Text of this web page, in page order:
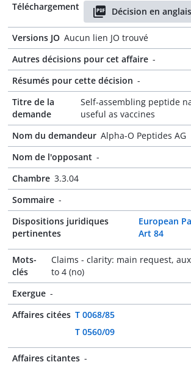
Téléchargement
Décision en anglais
Versions JO Aucun lien JO trouvé
Autres décisions pour cet affaire -
Résumés pour cette décision -
Titre de la
demande
Self-assembling peptide
useful as vaccines
Nom du demandeur Alpha-O Peptides AG
Nom de l'opposant -
Chambre 3.3.04
Sommaire -
Dispositions juridiques
pertinentes
European
Art 84
Mots-
clés
Claims - clarity: main request,
to 4 (no)
Exergue -
Affaires citées T 0068/85
T 0560/09
Affaires citantes -